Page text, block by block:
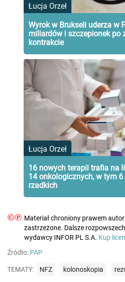
Łucja Orzeł
Wyrok w Brukseli uderza w
miliardów i szczepionek po
kontrakcie
Łucja Orzeł
16 nowych terapii trafia na
14 onkologicznych, w tym
rzadkich
©℗ Materiał chroniony prawem
zastrzeżone. Dalsze
wydawcy INFOR PL S.A. Kup
Źródło: PAP
TEMATY: NFZ kolonoskopia